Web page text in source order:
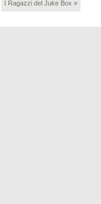
I Ragazzi del Juke Box »